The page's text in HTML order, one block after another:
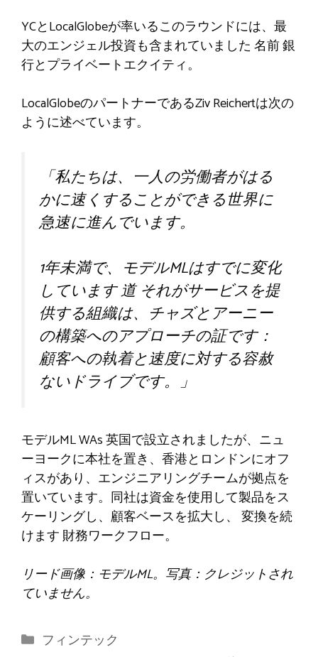
YCとLocalGlobeが率いるこのラウンドには、最
大のエンジェル投資も含まれていました名前銀
行とプライベートエクイティ。
LocalGlobeのパートナーであるZiv Reichertは次の
ように述べています。
「私たちは、一人の労働者がはる
かに速くすることができる世界に
急速に進んでいます。
1年未満で、モデルMLはすでに変化
しています道それがサービスを提
供する組織は、チャズとアーニー
の構築へのアプローチの証です：
顧客への執着と速度に対する容赦
ないドライブです。」
モデルML WAs英国で設立されましたが、ニュ
ーヨークに本社を置き、香港とロンドンにオフ
ィスがあり、エンジニアリングチームが拠点を
置いています。同社は資金を使用して製品をス
ケーリングし、顧客ベースを拡大し、 変換を続
けます財務ワークフロー。
リード画像：モデルML。写真：クレジットされ
ていません。
カ
フィンテック